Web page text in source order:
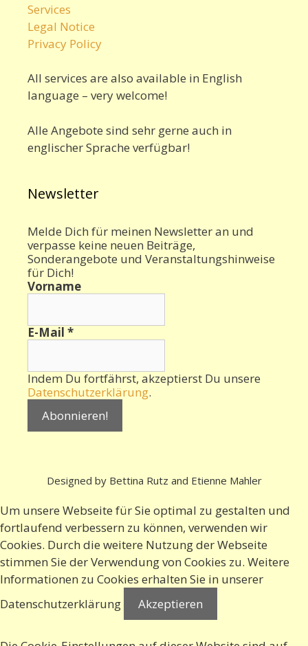
Services
Legal Notice
Privacy Policy
All services are also available in English
language – very welcome!
Alle Angebote sind sehr gerne auch in
englischer Sprache verfügbar!
Newsletter
Melde Dich für meinen Newsletter an und
verpasse keine neuen Beiträge,
Sonderangebote und Veranstaltungshinweise
für Dich!
Vorname
E-Mail *
Indem Du fortfährst, akzeptierst Du unsere
Datenschutzerklärung.
Designed by Bettina Rutz and Etienne Mahler
Um unsere Webseite für Sie optimal zu gestalten und
fortlaufend verbessern zu können, verwenden wir
Cookies. Durch die weitere Nutzung der Webseite
stimmen Sie der Verwendung von Cookies zu. Weitere
Informationen zu Cookies erhalten Sie in unserer
Datenschutzerklärung
Akzeptieren